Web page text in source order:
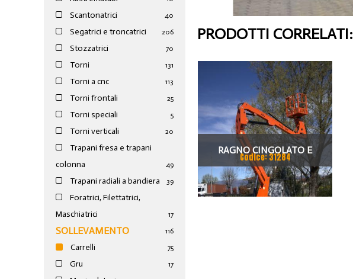
Scantonatrici 40
Segatrici e troncatrici 206
Stozzatrici 70
Torni 131
Torni a cnc 113
Torni frontali 25
Torni speciali 5
Torni verticali 20
Trapani fresa e trapani
colonna
49
Trapani radiali a bandiera 39
Foratrici, Filettatrici,
Maschiatrici
17
SOLLEVAMENTO 116
Carrelli 75
Gru 17
PRODOTTI CORRELATI:
RAGNO CINGOLATO E
ASCENSORE A FORBICE
Codice: 31284